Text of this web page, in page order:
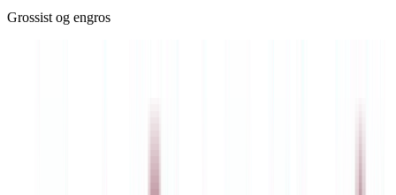
Grossist og engros